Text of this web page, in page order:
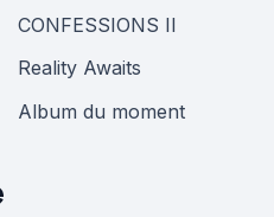
CONFESSIONS II
Reality Awaits
Album du moment